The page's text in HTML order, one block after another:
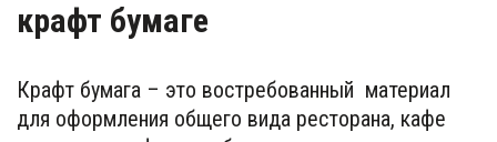
крафт бумаге
Крафт бумага – это востребованный  материал
для оформления общего вида ресторана, кафе